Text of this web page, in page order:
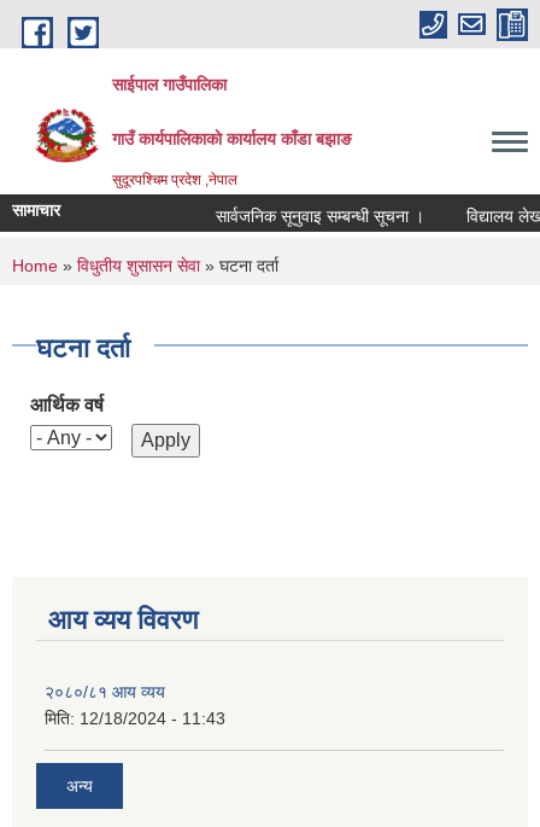
Skip to main content
साईपाल गाउँपालिका
गाउँ कार्यपालिकाकाे कार्यालय काँडा बझाङ
सुदूरपश्चिम प्रदेश ,नेपाल
सामाचार सार्वजनिक सूनुवाइ सम्बन्धी सूचना । विद्यालय
You are here
Home » विधुतीय शुसासन सेवा» घटना दर्ता
घटना दर्ता
आर्थिक वर्ष
आय व्यय विवरण
२०८०/८१ आय व्यय
मिति: 12/18/2024 - 11:43
अन्य